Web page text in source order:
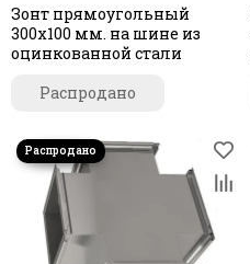
Зонт прямоугольный
300х100 мм. на шине из
оцинкованной стали
Распродано